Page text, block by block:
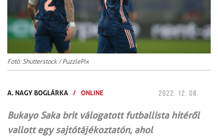
Fotó: Shutterstock / PuzzlePix
A. NAGY BOGLÁRKA / ONLINE 2022. 12. 08.
Bukayo Saka brit válogatott futballista hitéről
vallott egy sajtótájékoztatón, ahol